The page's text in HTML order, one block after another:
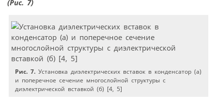
(Рис. 7)
Рис. 7. Установка диэлектрических вставок в конденсатор (а)
и поперечное сечение многослойной структуры с
диэлектрической вставкой (б) [4, 5]